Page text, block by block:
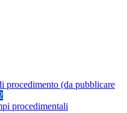
procedimento (da pubblicare
procedimentali